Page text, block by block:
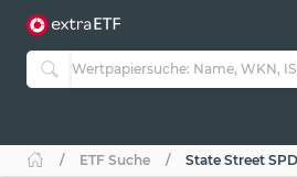
ETF-Guide 2.0
Guide Aktive ETFs
ETF-Sparpläne
ETF Suche State Street